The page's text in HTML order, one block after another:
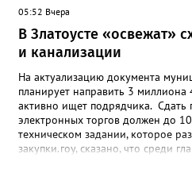
05:52 Вчера
В Златоусте «освежат»
и канализации
На актуализацию документа
планирует направить 3 миллиона
активно ищет подрядчика. Сдать
электронных торгов должен до
техническом задании, которое
закупки.гоу, сказано, что среди